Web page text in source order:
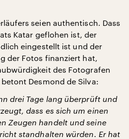
seien authentisch. Dass
Katar geflohen ist, der
eingestellt ist und der
der Fotos finanziert hat,
des Fotografen
Desmond de Silva:
drei Tage lang überprüft und
dass es sich um einen
Zeugen handelt und seine
standhalten würden. Er hat